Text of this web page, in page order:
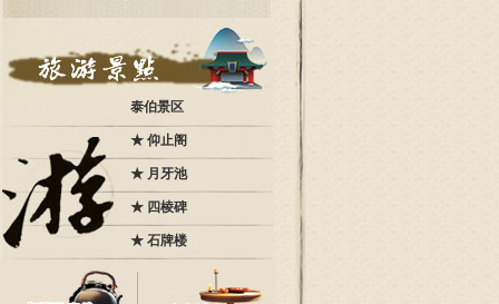
泰伯景区
★ 仰止阁
★ 月牙池
★ 四棱碑
★ 石牌楼